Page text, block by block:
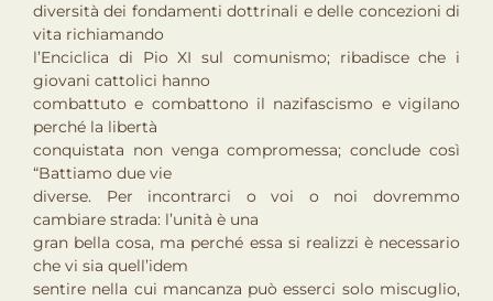
diversità dei fondamenti dottrinali e delle concezioni di
vita richiamando
l’Enciclica di Pio XI sul comunismo; ribadisce che i
giovani cattolici hanno
combattuto e combattono il nazifascismo e vigilano
perché la libertà
conquistata non venga compromessa; conclude così
“Battiamo due vie
diverse. Per incontrarci o voi o noi dovremmo
cambiare strada: l’unità è una
gran bella cosa, ma perché essa si realizzi è necessario
che vi sia quell’idem
sentire nella cui mancanza può esserci solo miscuglio,